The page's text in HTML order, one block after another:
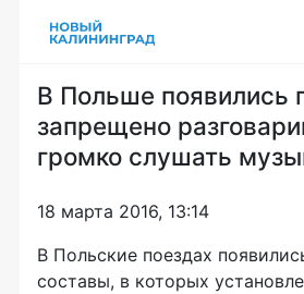
В Польше появились
запрещено
громко слушать
18 марта 2016, 13:14
В Польские поездах
составы, в которых